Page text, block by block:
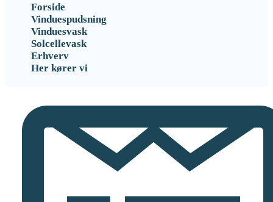
Forside
Vinduespudsning
Vinduesvask
Solcellevask
Erhverv
Her kører vi